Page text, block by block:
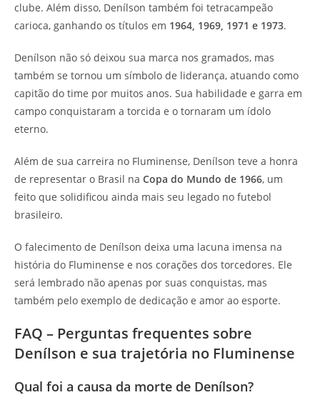
clube. Além disso, Denílson também foi tetracampeão
carioca, ganhando os títulos em 1964, 1969, 1971 e 1973.
Denílson não só deixou sua marca nos gramados, mas
também se tornou um símbolo de liderança, atuando como
capitão do time por muitos anos. Sua habilidade e garra em
campo conquistaram a torcida e o tornaram um ídolo
eterno.
Além de sua carreira no Fluminense, Denílson teve a honra
de representar o Brasil na Copa do Mundo de 1966, um
feito que solidificou ainda mais seu legado no futebol
brasileiro.
O falecimento de Denílson deixa uma lacuna imensa na
história do Fluminense e nos corações dos torcedores. Ele
será lembrado não apenas por suas conquistas, mas
também pelo exemplo de dedicação e amor ao esporte.
FAQ – Perguntas frequentes sobre
Denílson e sua trajetória no Fluminense
Qual foi a causa da morte de Denílson?